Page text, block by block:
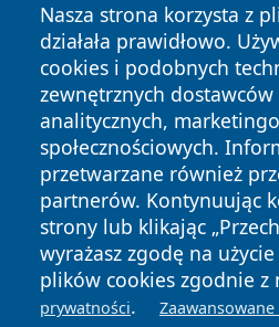
Nasza strona korzysta z
działała prawidłowo.
cookies i podobnych
zewnętrznych dostawców
analitycznych,
społecznościowych.
przetwarzane również
partnerów. Kontynuując
strony lub klikając
wyrażasz zgodę na
plików cookies zgodnie z
prywatności.
Copyright © 2026 faktywroclaw.pl
zastrzeżone.
News Autorzy
Polityka